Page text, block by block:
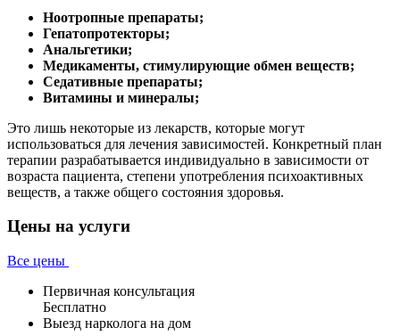
Ноотропные препараты;
Гепатопротекторы;
Анальгетики;
Медикаменты, стимулирующие обмен веществ;
Седативные препараты;
Витамины и минералы;
Это лишь некоторые из лекарств, которые могут
использоваться для лечения зависимостей. Конкретный план
терапии разрабатывается индивидуально в зависимости от
возраста пациента, степени употребления психоактивных
веществ, а также общего состояния здоровья.
Цены на услуги
Все цены
Первичная консультация
Бесплатно
Выезд нарколога на дом